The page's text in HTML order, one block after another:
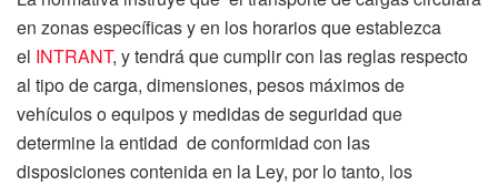
en zonas específicas y en los horarios que establezca
el INTRANT, y tendrá que cumplir con las reglas respecto
al tipo de carga, dimensiones, pesos máximos de
vehículos o equipos y medidas de seguridad que
determine la entidad de conformidad con las
disposiciones contenida en la Ley, por lo tanto, los